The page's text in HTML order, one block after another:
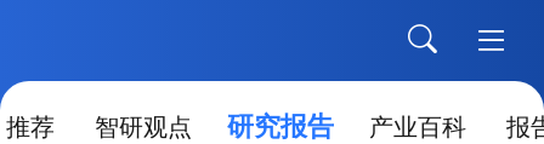
推荐 智研观点 研究报告 产业百科 报